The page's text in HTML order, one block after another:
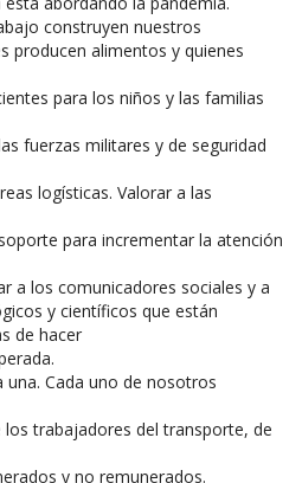
construyen nuestros
producen alimentos y quienes
para los niños y las familias
fuerzas militares y de seguridad
logísticas. Valorar a las
para incrementar la atención
a los comunicadores sociales y a
y científicos que están
de hacer
una. Cada uno de nosotros
trabajadores del transporte, de
y no remunerados.